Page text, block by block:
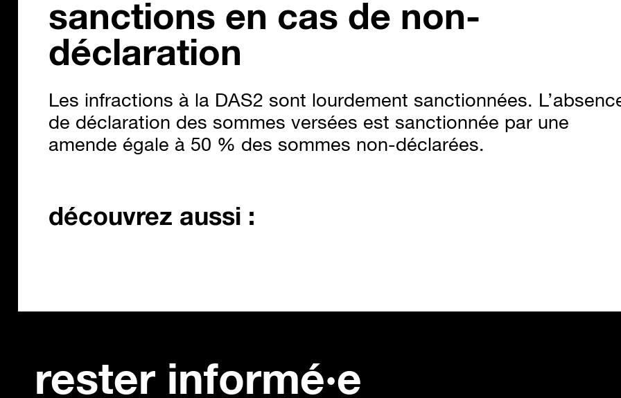
sanctions en cas de non-
déclaration
Les infractions à la DAS2 sont lourdement sanctionnées.
de déclaration des sommes versées est sanctionnée par une
amende égale à 50 % des sommes non-déclarées.
découvrez aussi :
10 minutes de temps de
gratuite
5 minutes de temps de
rester informé·e